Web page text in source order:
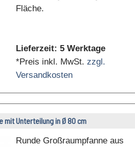
Fläche.
Lieferzeit: 5 Werktage
*Preis inkl. MwSt. zzgl.
Versandkosten
mit Unterteilung in Ø 80 cm
Runde Großraumpfanne aus